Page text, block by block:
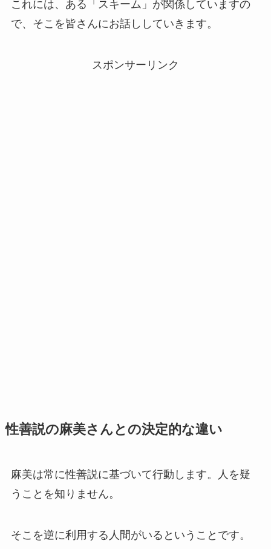
これには、ある「スキーム」が関係していますの
で、そこを皆さんにお話ししていきます。
スポンサーリンク
性善説の麻美さんとの決定的な違い
麻美は常に性善説に基づいて行動します。人を疑
うことを知りません。
そこを逆に利用する人間がいるということです。